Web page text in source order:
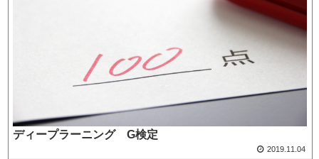
ディープラーニング G検定
2019.11.04